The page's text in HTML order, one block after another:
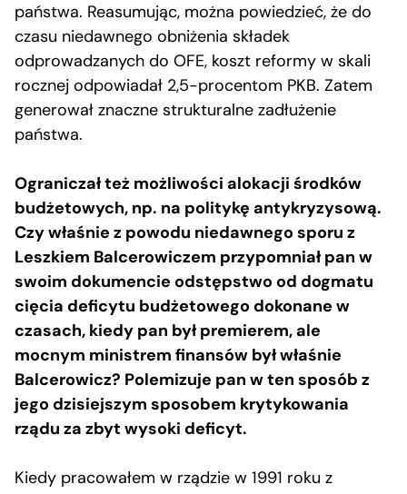
państwa. Reasumując, można powiedzieć, że do
czasu niedawnego obniżenia składek
odprowadzanych do OFE, koszt reformy w skali
rocznej odpowiadał 2,5-procentom PKB. Zatem
generował znaczne strukturalne zadłużenie
państwa.
Ograniczał też możliwości alokacji środków
budżetowych, np. na politykę antykryzysową.
Czy właśnie z powodu niedawnego sporu z
Leszkiem Balcerowiczem przypomniał pan w
swoim dokumencie odstępstwo od dogmatu
cięcia deficytu budżetowego dokonane w
czasach, kiedy pan był premierem, ale
mocnym ministrem finansów był właśnie
Balcerowicz? Polemizuje pan w ten sposób z
jego dzisiejszym sposobem krytykowania
rządu za zbyt wysoki deficyt.
Kiedy pracowałem w rządzie w 1991 roku z